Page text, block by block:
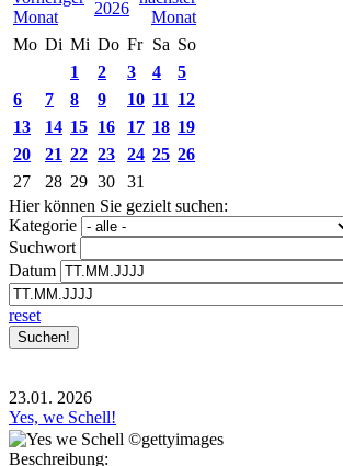
2026
Mo Di Mi Do Fr Sa So
1
2 3 4
5
6
7 8 9 10 11
12
13
14 15 16 17 18 19
20
21 22 23 24 25 26
27
28 29 30
31
Hier können Sie gezielt suchen:
Kategorie
Suchwort
Datum
reset
23.01. 2026
Yes, we Schell!
Beschreibung: